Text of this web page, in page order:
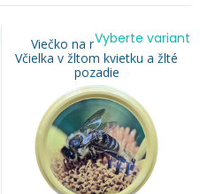
Viečko na med TO 82 -
Včielka v žltom kvietku a žlté
pozadie
Vyberte variant